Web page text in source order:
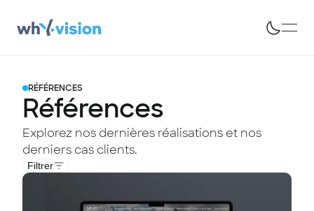
RÉFÉRENCES
Références
Explorez nos dernières réalisations et nos
derniers cas clients.
Filtrer